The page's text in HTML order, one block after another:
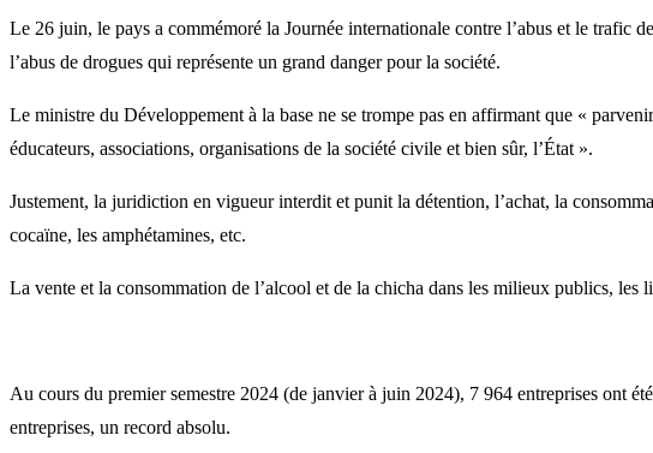
Le 26 juin, le pays a commémoré la Journée internationale contre l’abus et le trafic
l’abus de drogues qui représente un grand danger pour la société.
Le ministre du Développement à la base ne se trompe pas en affirmant que «
éducateurs, associations, organisations de la société civile et bien sûr, l’État ».
Justement, la juridiction en vigueur interdit et punit la détention, l’achat, la
cocaïne, les amphétamines, etc.
La vente et la consommation de l’alcool et de la chicha dans les milieux publics,
Au cours du premier semestre 2024 (de janvier à juin 2024), 7 964 entreprises ont
entreprises, un record absolu.